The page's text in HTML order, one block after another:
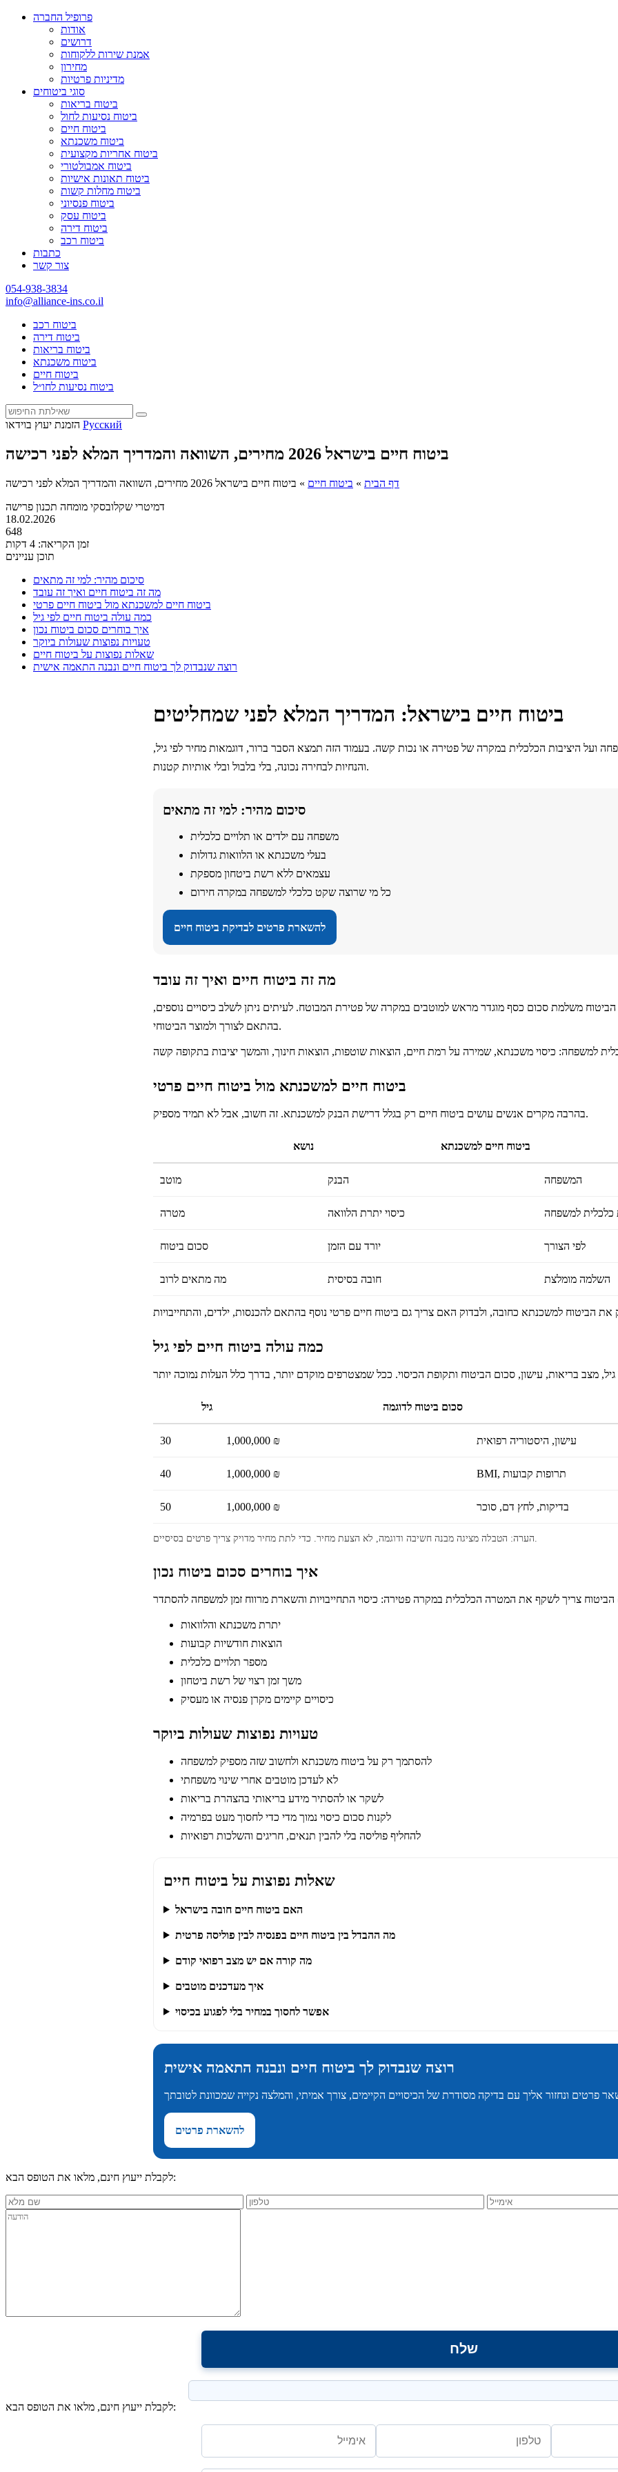
פרופיל החברה
אודות
דרושים
אמנת שירות ללקוחות
מחירון
מדיניות פרטיות
סוגי ביטוחים
ביטוח בריאות
ביטוח נסיעות לחול
ביטוח חיים
ביטוח משכנתא
ביטוח אחריות מקצועית
ביטוח אמבולטורי
ביטוח תאונות אישיות
ביטוח מחלות קשות
ביטוח פנסיוני
ביטוח עסק
ביטוח דירה
ביטוח רכב
כתבות
צור קשר
054-938-3834
info@alliance-ins.co.il
ביטוח רכב
ביטוח דירה
ביטוח בריאות
ביטוח משכנתא
ביטוח חיים
ביטוח נסיעות לחו״ל
הזמנת יעוץ בוידאו Русский
ביטוח חיים בישראל 2026 מחירים, השוואה והמדריך המלא לפני רכישה
דף הבית » ביטוח חיים » ביטוח חיים בישראל 2026 מחירים, השוואה והמדריך המלא לפני רכישה
דמיטרי שקלובסקי מומחה תכנון פרישה
18.02.2026
648
זמן הקריאה: 4 דקות
תוכן עניינים
סיכום מהיר: למי זה מתאים
מה זה ביטוח חיים ואיך זה עובד
ביטוח חיים למשכנתא מול ביטוח חיים פרטי
כמה עולה ביטוח חיים לפי גיל
איך בוחרים סכום ביטוח נכון
טעויות נפוצות שעולות ביוקר
שאלות נפוצות על ביטוח חיים
רוצה שנבדוק לך ביטוח חיים ונבנה התאמה אישית
ביטוח חיים בישראל: המדריך המלא לפני שמחליטים
ועל היציבות הכלכלית במקרה של פטירה או נכות קשה. בעמוד הזה תמצא הסבר ברור, דוגמאות מחיר לפי גיל,
והנחיות לבחירה נכונה, בלי בלבול ובלי אותיות קטנות.
סיכום מהיר: למי זה מתאים
משפחה עם ילדים או תלויים כלכלית
בעלי משכנתא או הלוואות גדולות
עצמאים ללא רשת ביטחון מספקת
כל מי שרוצה שקט כלכלי למשפחה במקרה חירום
להשארת פרטים לבדיקת ביטוח חיים
מה זה ביטוח חיים ואיך זה עובד
משלמת סכום כסף מוגדר מראש למוטבים במקרה של פטירת המבוטח. לעיתים ניתן לשלב כיסויים נוספים,
בהתאם לצורך ולמוצר הביטוחי.
ביטוח חיים למשכנתא מול ביטוח חיים פרטי
בהרבה מקרים אנשים עושים ביטוח חיים רק בגלל דרישת הבנק למשכנתא. זה חשוב, אבל לא תמיד מספיק.
נושא ביטוח חיים למשכנתא
מוטב הבנק המשפחה
מטרה כיסוי יתרת הלוואה כלכלית למשפחה
סכום ביטוח יורד עם הזמן לפי הצורך
מה מתאים לרוב חובה בסיסית השלמה מומלצת
כמה עולה ביטוח חיים לפי גיל
גיל סכום ביטוח לדוגמה
30 1,000,000 ₪ עישון, היסטוריה רפואית
40 1,000,000 ₪ BMI, תרופות קבועות
50 1,000,000 ₪ בדיקות, לחץ דם, סוכר
איך בוחרים סכום ביטוח נכון
יתרת משכנתא והלוואות
הוצאות חודשיות קבועות
מספר תלויים כלכלית
משך זמן רצוי של רשת ביטחון
כיסויים קיימים מקרן פנסיה או מעסיק
טעויות נפוצות שעולות ביוקר
להסתמך רק על ביטוח משכנתא ולחשוב שזה מספיק למשפחה
לא לעדכן מוטבים אחרי שינוי משפחתי
לשקר או להסתיר מידע בריאותי בהצהרת בריאות
לקנות סכום כיסוי נמוך מדי כדי לחסוך מעט בפרמיה
להחליף פוליסה בלי להבין תנאים, חריגים והשלכות רפואיות
שאלות נפוצות על ביטוח חיים
האם ביטוח חיים חובה בישראל
מה ההבדל בין ביטוח חיים בפנסיה לבין פוליסה פרטית
מה קורה אם יש מצב רפואי קודם
איך מעדכנים מוטבים
אפשר לחסוך במחיר בלי לפגוע בכיסוי
רוצה שנבדוק לך ביטוח חיים ונבנה התאמה אישית
להשארת פרטים
לקבלת ייעוץ חינם, מלאו את הטופס הבא:
לקבלת ייעוץ חינם, מלאו את הטופס הבא: